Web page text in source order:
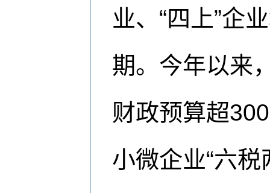
业、“四上”企
期。今年以来
财政预算超
小微企业“六